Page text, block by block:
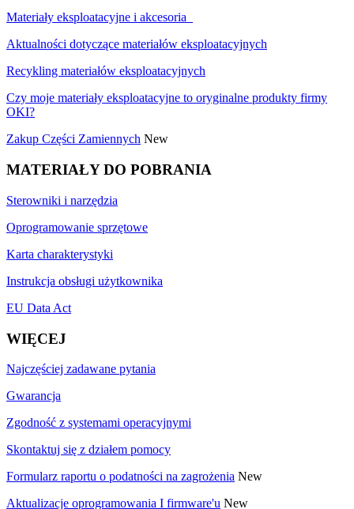
Materiały eksploatacyjne i akcesoria
Aktualności dotyczące materiałów eksploatacyjnych
Recykling materiałów eksploatacyjnych
Czy moje materiały eksploatacyjne to oryginalne produkty firmy
OKI?
Zakup Części Zamiennych New
MATERIAŁY DO POBRANIA
Sterowniki i narzędzia
Oprogramowanie sprzętowe
Karta charakterystyki
Instrukcja obsługi użytkownika
EU Data Act
WIĘCEJ
Najczęściej zadawane pytania
Gwarancja
Zgodność z systemami operacyjnymi
Skontaktuj się z działem pomocy
Formularz raportu o podatności na zagrożenia New
Aktualizacje oprogramowania I firmware'u New